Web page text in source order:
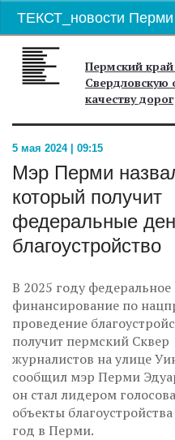
ТЕКСТ_новости Перми
Пермский
Свердловскую
качеству дорог
5 мая 2024 | 09:15
Мэр Перми
который получит
федеральные
благоустройство
В 2025 году федеральное
финансирование по
проведение
получит пермский Сквер
журналистов на улице
сообщил мэр Перми
он стал лидером
объекты
год в Перми.